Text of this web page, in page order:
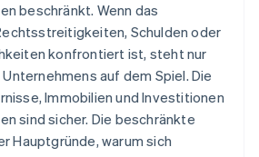
beschränkt. Wenn das
Schulden oder
konfrontiert ist, steht nur
auf dem Spiel. Die
Immobilien und Investitionen
sind sicher. Die beschränkte
Hauptgründe, warum sich